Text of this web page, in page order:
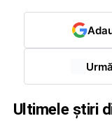
Ultimele știri